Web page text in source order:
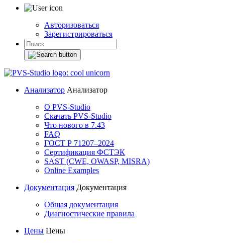
Авторизоваться
Зарегистрироваться
Анализатор Анализатор
О PVS-Studio
Скачать PVS-Studio
Что нового в 7.43
FAQ
ГОСТ Р 71207–2024
Сертификация ФСТЭК
SAST (CWE, OWASP, MISRA)
Online Examples
Документация Документация
Общая документация
Диагностические правила
Цены Цены